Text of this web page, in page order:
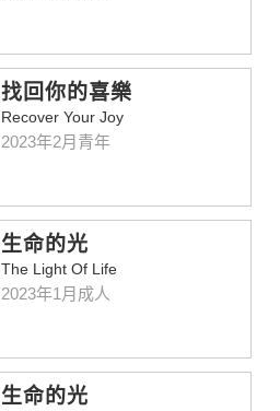
找回你的喜樂
Recover Your Joy
2023年2月青年
⽣命的光
The Light Of Life
2023年1月成人
生命的光